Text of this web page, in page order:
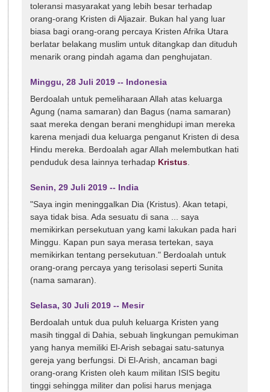
toleransi masyarakat yang lebih besar terhadap
orang-orang Kristen di Aljazair. Bukan hal yang luar
biasa bagi orang-orang percaya Kristen Afrika Utara
berlatar belakang muslim untuk ditangkap dan dituduh
menarik orang pindah agama dan penghujatan.
Minggu, 28 Juli 2019 -- Indonesia
Berdoalah untuk pemeliharaan Allah atas keluarga
Agung (nama samaran) dan Bagus (nama samaran)
saat mereka dengan berani menghidupi iman mereka
karena menjadi dua keluarga penganut Kristen di desa
Hindu mereka. Berdoalah agar Allah melembutkan hati
penduduk desa lainnya terhadap Kristus.
Senin, 29 Juli 2019 -- India
"Saya ingin meninggalkan Dia (Kristus). Akan tetapi,
saya tidak bisa. Ada sesuatu di sana ... saya
memikirkan persekutuan yang kami lakukan pada hari
Minggu. Kapan pun saya merasa tertekan, saya
memikirkan tentang persekutuan." Berdoalah untuk
orang-orang percaya yang terisolasi seperti Sunita
(nama samaran).
Selasa, 30 Juli 2019 -- Mesir
Berdoalah untuk dua puluh keluarga Kristen yang
masih tinggal di Dahia, sebuah lingkungan pemukiman
yang hanya memiliki El-Arish sebagai satu-satunya
gereja yang berfungsi. Di El-Arish, ancaman bagi
orang-orang Kristen oleh kaum militan ISIS begitu
tinggi sehingga militer dan polisi harus menjaga